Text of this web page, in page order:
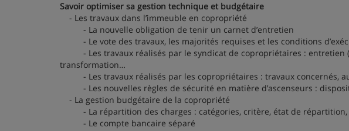
Savoir optimiser sa gestion technique et budgétaire
- Les travaux dans l’immeuble en copropriété
- La nouvelle obligation de tenir un carnet d’entretien
- Le vote des travaux, les majorités requises et les conditions
- Les travaux réalisés par le syndicat de copropriétaires : entretien
transformation…
- Les travaux réalisés par les copropriétaires : travaux concernés,
- Les nouvelles règles de sécurité en matière d’ascenseurs :
- La gestion budgétaire de la copropriété
- La répartition des charges : catégories, critère, état de répartition,
- Le compte bancaire séparé